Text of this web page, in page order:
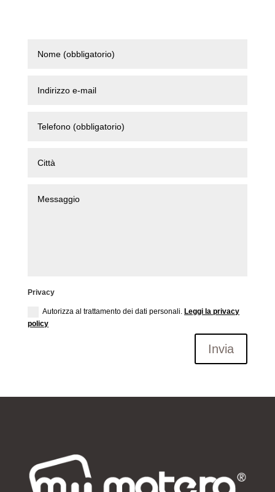
Privacy
Autorizza al trattamento dei dati personali. Leggi la privacy
policy
Invia